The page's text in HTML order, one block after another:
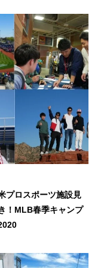
プロスポーツ施設見
！MLB春季キャンプ